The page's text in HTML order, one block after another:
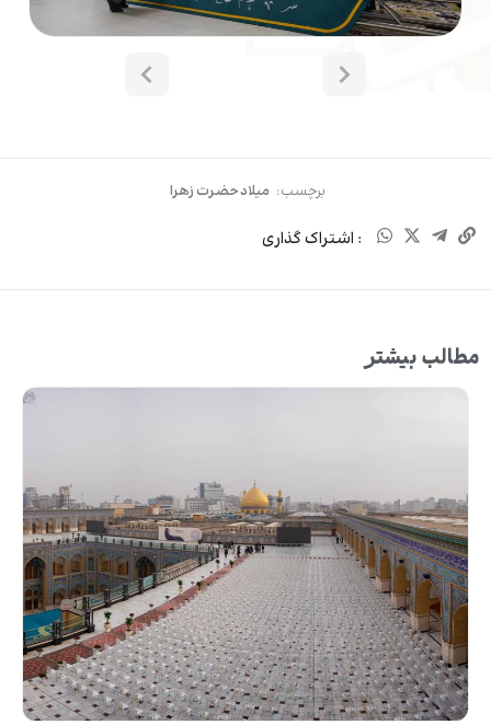
برچسب: میلاد حضرت زهرا
: اشتراک گذاری
مطالب بیشتر